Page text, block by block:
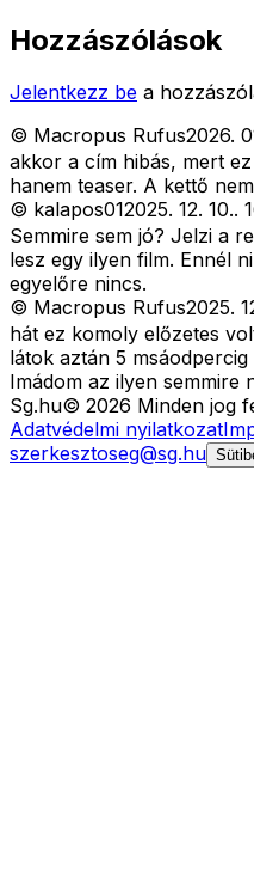
Hozzászólások
Jelentkezz be a
© Macropus Rufus2026.
akkor a cím hibás, mert
hanem teaser. A kettő
© kalapos012025. 12. 10..
Semmire sem jó? Jelzi a
lesz egy ilyen film. Ennél
egyelőre nincs.
© Macropus Rufus2025.
hát ez komoly előzetes
látok aztán 5
Imádom az ilyen semmire
Sg.hu© 2026 Minden jog
Adatvédelmi nyilatkozat
szerkesztoseg@sg.hu